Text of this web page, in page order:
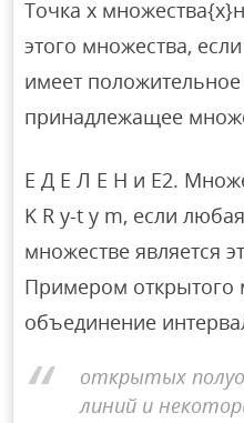
Точка x
этого множества,
имеет
принадлежащее
Е Д Е Л Е Н и Е2.
K R y-t y m, если
множестве является
Примером открытого
объединение
открытых
линий и